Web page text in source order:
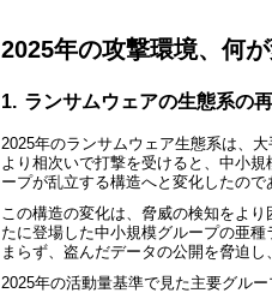
2025年の攻撃環境、何
1. ランサムウェアの生態系の
2025年のランサムウェア生態系は、
より相次いで打撃を受けると、中小規
ープが乱立する構造へと変化したので
この構造の変化は、脅威の検知をよ
たに登場した中小規模グループの亜
まらず、盗んだデータの公開を脅迫し
2025年の活動量基準で見た主要グル